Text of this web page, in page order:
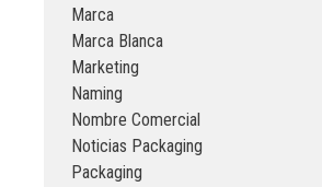
Marca
Marca Blanca
Marketing
Naming
Nombre Comercial
Noticias Packaging
Packaging